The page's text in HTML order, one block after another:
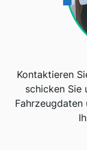
Kontaktieren
schicken Sie
Fahrzeugdaten